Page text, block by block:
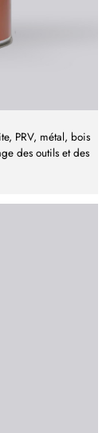
PRV, métal, bois
des outils et des